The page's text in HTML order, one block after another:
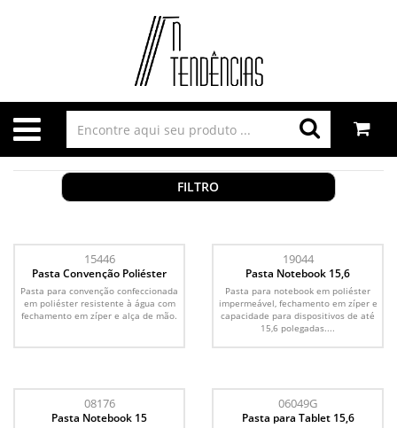
FILTRO
15446
Pasta Convenção Poliéster
Pasta para convenção confeccionada
em poliéster resistente à água com
fechamento em zíper e alça de mão.
19044
Pasta Notebook 15,6
Pasta para notebook em poliéster
impermeável, fechamento em zíper e
capacidade para dispositivos de até
15,6 polegadas....
08176
Pasta Notebook 15
06049G
Pasta para Tablet 15,6